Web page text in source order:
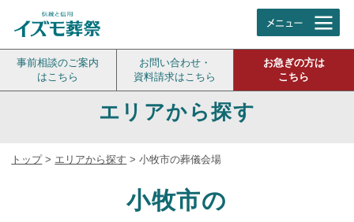
事前相談のご案内
はこちら
お問い合わせ・
資料請求はこちら
お急ぎの方は
こちら
エリアから探す
トップ> エリアから探す >小牧市の葬儀会場
小牧市の